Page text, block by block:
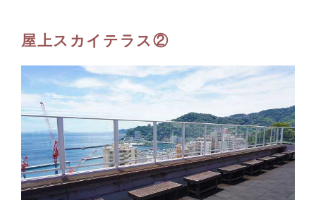
屋上スカイテラス②